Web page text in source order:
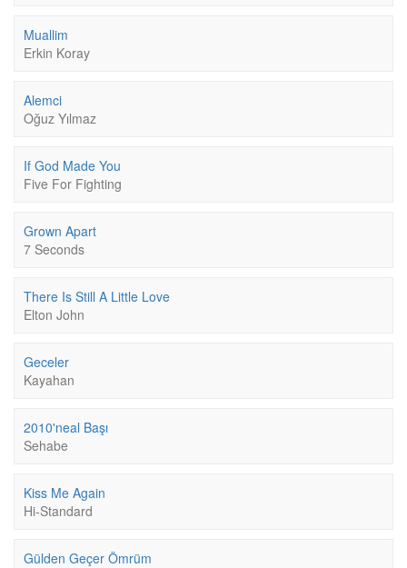
Muallim
Erkin Koray
Alemci
Oğuz Yılmaz
If God Made You
Five For Fighting
Grown Apart
7 Seconds
There Is Still A Little Love
Elton John
Geceler
Kayahan
2010'neal Başı
Sehabe
Kiss Me Again
Hi-Standard
Gülden Geçer Ömrüm